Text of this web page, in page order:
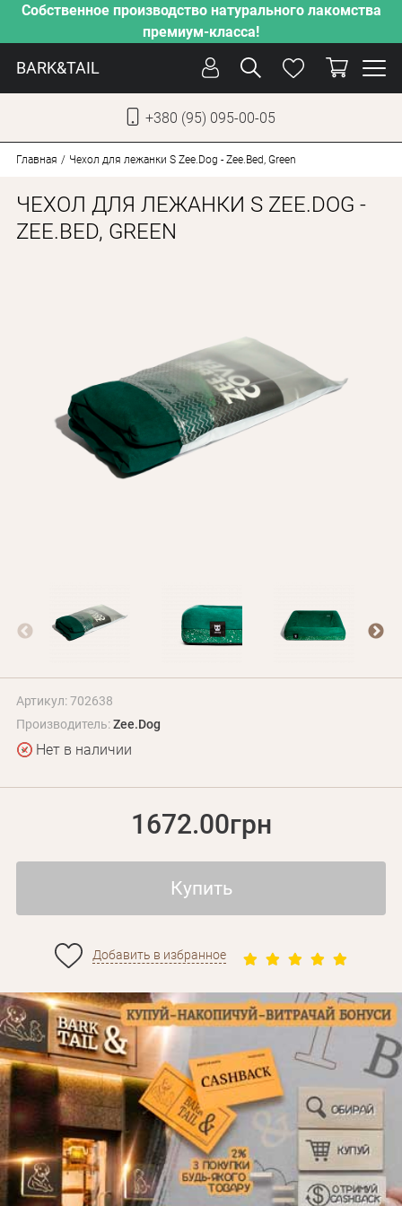
Собственное производство натурального лакомства
премиум-класса!
BARK&TAIL
+380 (95) 095-00-05
СОБАКИ
АКЦИИ
О КОМПАНИИ
БЛОГ
Оплата и доставка
+380 (95) 095-00-05
Главная Чехол для лежанки S Zee.Dog - Zee.Bed, Green
ЧЕХОЛ ДЛЯ ЛЕЖАНКИ S ZEE.DOG -
ZEE.BED, GREEN
Артикул: 702638
Производитель:Zee.Dog
Нет в наличии
1672.00грн
Купить
Добавить в избранное